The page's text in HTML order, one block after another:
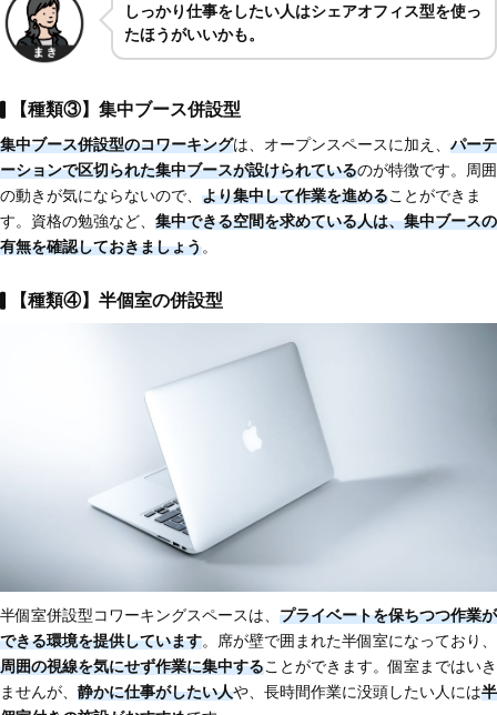
しっかり仕事をしたい人はシェアオフィス型を使っ
たほうがいいかも。
【種類③】集中ブース併設型
集中ブース併設型のコワーキングは、オープンスペースに加え、 パーテ
ーションで区切られた集中ブースが設けられているのが特徴です。周囲
の動きが気にならないので、 より集中して作業を進めることができま
す。資格の勉強など、 集中できる空間を求めている人は、集中ブースの
有無を確認しておきましょう。
【種類④】半個室の併設型
半個室併設型コワーキングスペースは、 プライベートを保ちつつ作業が
できる環境を提供しています。席が壁で囲まれた半個室になっており、
周囲の視線を気にせず作業に集中することができます。個室まではいき
ませんが、 静かに仕事がしたい人や、長時間作業に没頭したい人には半